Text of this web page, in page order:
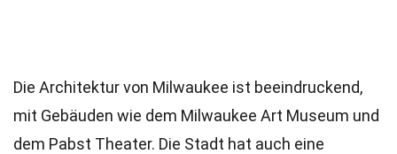
Die Architektur von Milwaukee ist beeindruckend,
mit Gebäuden wie dem Milwaukee Art Museum und
dem Pabst Theater. Die Stadt hat auch eine